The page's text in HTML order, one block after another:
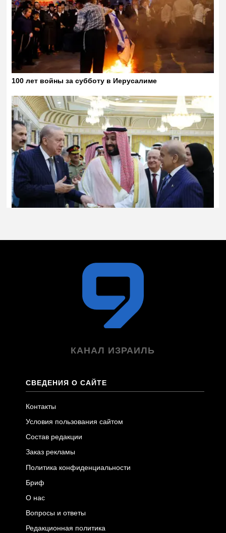
КАНАЛ ИЗРАИЛЬ
СВЕДЕНИЯ О САЙТЕ
Контакты
Условия пользования сайтом
Состав редакции
Заказ рекламы
Политика конфиденциальности
Бриф
О нас
Вопросы и ответы
Редакционная политика